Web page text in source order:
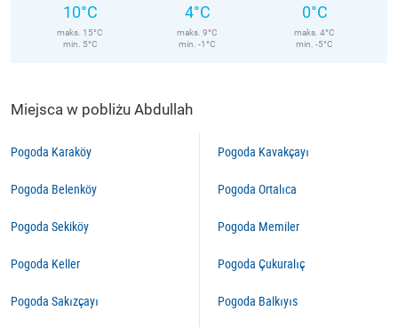
10°C
maks. 15°C
min. 5°C
4°C
maks. 9°C
min. -1°C
0°C
maks. 4°C
min. -5°C
Miejsca w pobliżu Abdullah
Pogoda Karaköy
Pogoda Belenköy
Pogoda Sekiköy
Pogoda Keller
Pogoda Sakızçayı
Pogoda Kavakçayı
Pogoda Ortalıca
Pogoda Memiler
Pogoda Çukuralıç
Pogoda Balkıyıs